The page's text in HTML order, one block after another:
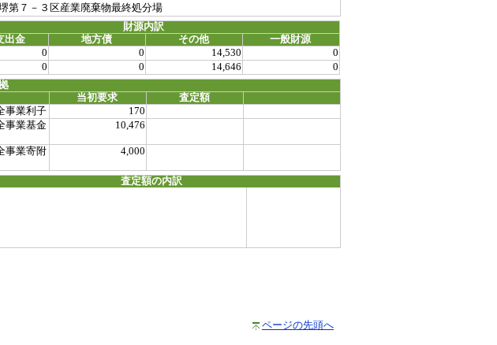
－３区産業廃棄物最終処分場
財源内訳
出金
地方債 その他
一般財源
0 0 14,530
0
0 0 14,646
0
当初要求
査定額
事業利子
170
事業基金
10,476
事業寄附
4,000
査定額の内訳
ページの先頭へ